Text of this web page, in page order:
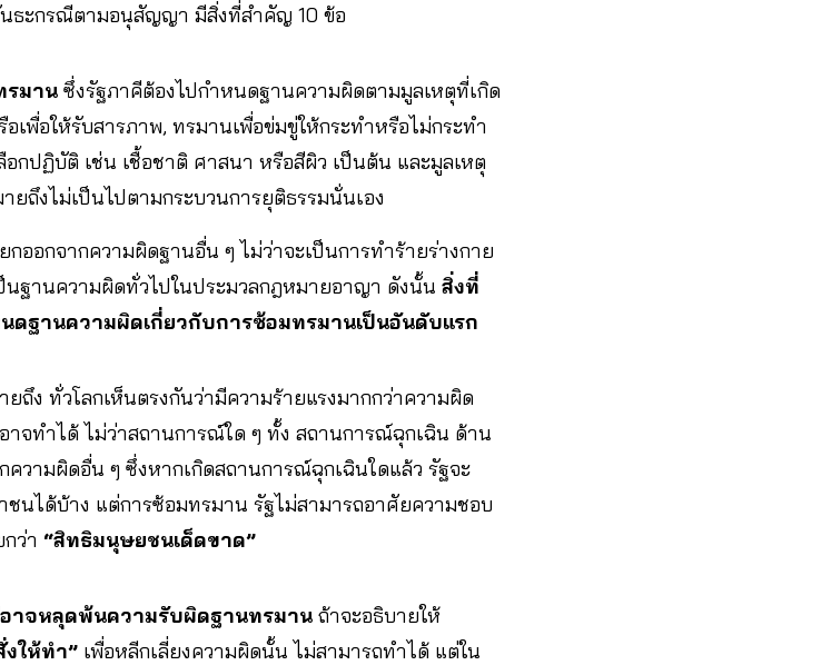
ธะกรณีตามอนุสัญญา มีสิ่งที่สำคัญ 10 ข้อ
รมาน ซึ่งรัฐภาคีต้องไปกำหนดฐานความผิดตามมูลเหตุที่เกิด
พื่อให้รับสารภาพ, ทรมานเพื่อข่มขู่ให้กระทำหรือไม่กระทำ
อกปฏิบัติ เช่น เชื้อชาติ ศาสนา หรือสีผิว เป็นต้น และมูลเหตุ
ถึงไม่เป็นไปตามกระบวนการยุติธรรมนั่นเอง
ออกจากความผิดฐานอื่น ๆ ไม่ว่าจะเป็นการทำร้ายร่างกาย
นฐานความผิดทั่วไปในประมวลกฎหมายอาญา ดังนั้น สิ่งที่
ดฐานความผิดเกี่ยวกับการซ้อมทรมานเป็นอันดับแรก
ยถึง ทั่วโลกเห็นตรงกันว่ามีความร้ายแรงมากกว่าความผิด
จทำได้ ไม่ว่าสถานการณ์ใด ๆ ทั้ง สถานการณ์ฉุกเฉิน ด้าน
วามผิดอื่น ๆ ซึ่งหากเกิดสถานการณ์ฉุกเฉินใดแล้ว รัฐจะ
นได้บ้าง แต่การซ้อมทรมาน รัฐไม่สามารถอาศัยความชอบ
ว่า “สิทธิมนุษยชนเด็ดขาด”
าจหลุดพ้นความรับผิดฐานทรมาน ถ้าจะอธิบายให้
งให้ทำ” เพื่อหลีกเลี่ยงความผิดนั้น ไม่สามารถทำได้ แต่ใน